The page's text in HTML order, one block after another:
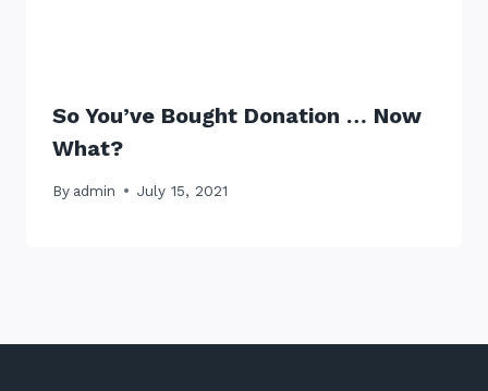
So You’ve Bought Donation … Now
What?
By admin July 15, 2021